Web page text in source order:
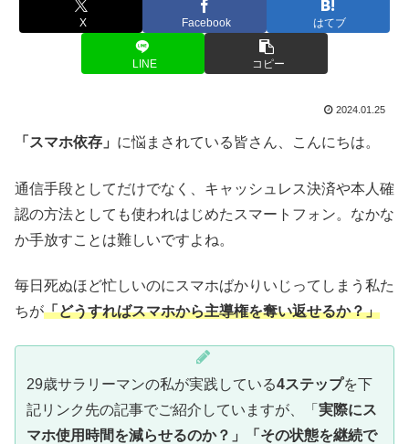
X Facebook はてブ
LINE コピー
2024.01.25
「スマホ依存」 に悩まされている皆さん、こんにちは。
通信手段としてだけでなく、キャッシュレス決済や本人確
認の方法としても使われはじめたスマートフォン。なかな
か手放すことは難しいですよね。
毎日死ぬほど忙しいのにスマホばかりいじってしまう私た
ちが「どうすればスマホから主導権を奪い返せるか？」
29歳サラリーマンの私が実践している4ステップを下
記リンク先の記事でご紹介していますが、「 実際にス
マホ使用時間を減らせるのか？」「その状態を継続で